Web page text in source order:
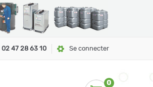
02 47 28 63 10 Se connecter
0